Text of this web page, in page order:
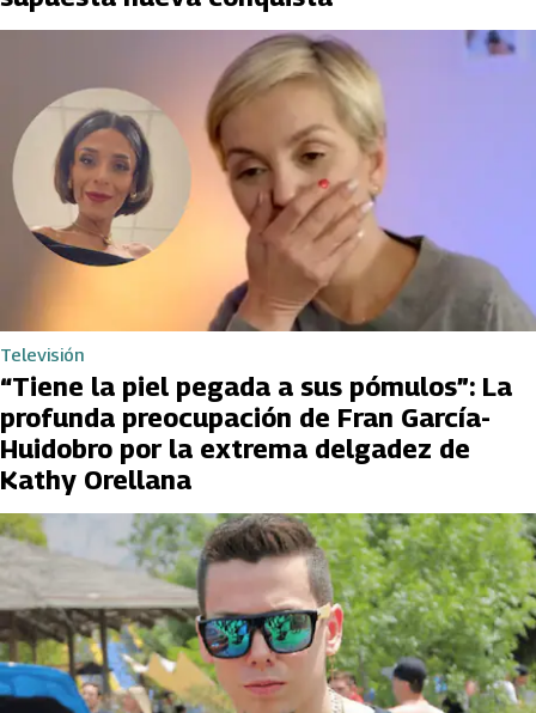
Televisión
“Tiene la piel pegada a sus pómulos”: La
profunda preocupación de Fran García-
Huidobro por la extrema delgadez de
Kathy Orellana